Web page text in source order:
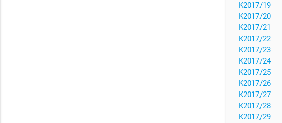
K2017/19
K2017/20
K2017/21
K2017/22
K2017/23
K2017/24
K2017/25
K2017/26
K2017/27
K2017/28
K2017/29